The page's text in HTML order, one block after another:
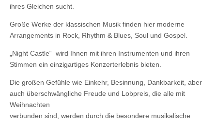
ihres Gleichen sucht.
Große Werke der klassischen Musik finden hier moderne
Arrangements in Rock, Rhythm & Blues, Soul und Gospel.
„Night Castle“ wird Ihnen mit ihren Instrumenten und ihren
Stimmen ein einzigartiges Konzerterlebnis bieten.
Die großen Gefühle wie Einkehr, Besinnung, Dankbarkeit, aber
auch überschwängliche Freude und Lobpreis, die alle mit
Weihnachten
verbunden sind, werden durch die besondere musikalische